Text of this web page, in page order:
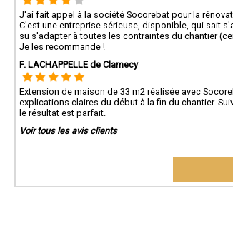
J'ai fait appel à la société Socorebat pour la
C'est une entreprise sérieuse, disponible, qui sait
su s'adapter à toutes les contraintes du chantier
Je les recommande !
F. LACHAPPELLE de Clamecy
Extension de maison de 33 m2 réalisée avec
explications claires du début à la fin du chantier.
le résultat est parfait.
Voir tous les avis clients